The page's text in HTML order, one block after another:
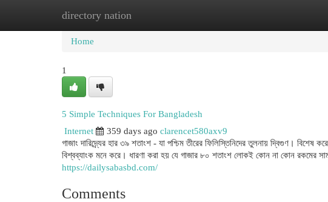
directory nation
Home New Site Listings
Home
1
5 Simple Techniques For Bangladesh
Internet
359 days ago clarencet580axv9
গাজাং দারিদ্র্যের হার ৩৯ শতাংশ - যা পশ্চিম তীরের ফিলিস্তিনিদের তুলনায় দ্বিগুণ।
বিশ্বব্যাংক মনে করে। ধারণা করা হয় যে গাজার ৮০ শতাংশ লোকই কোন না কোন রকমের
https://dailysabasbd.com/
Comments